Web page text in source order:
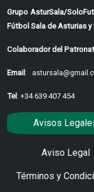
Grupo AsturSala/
Fútbol Sala de Asturias y
Colaborador del
Email :
Tel : +34 639 407 454
Avisos
Aviso Legal
Términos y